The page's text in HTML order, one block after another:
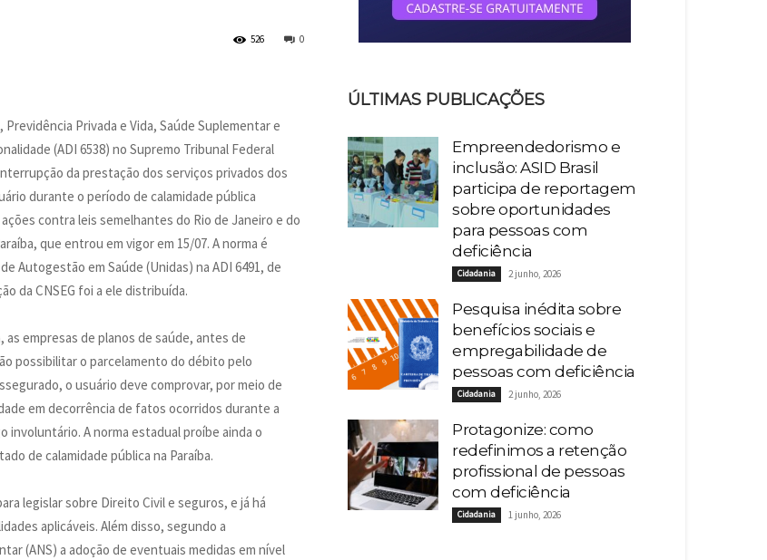
0
526
Privada e Vida, Saúde Suplementar e
(ADI 6538) no Supremo Tribunal Federal
da prestação dos serviços privados dos
durante o período de calamidade pública
contra leis semelhantes do Rio de Janeiro e do
que entrou em vigor em 15/07. A norma é
Autogestão em Saúde (Unidas) na ADI 6491, de
da CNSEG foi a ele distribuída.
as empresas de planos de saúde, antes de
possibilitar o parcelamento do débito pelo
o usuário deve comprovar, por meio de
em decorrência de fatos ocorridos durante a
involuntário. A norma estadual proíbe ainda o
de calamidade pública na Paraíba.
legislar sobre Direito Civil e seguros, e já há
aplicáveis. Além disso, segundo a
(ANS) a adoção de eventuais medidas em nível
ÚLTIMAS PUBLICAÇÕES
Empreendedorismo e
inclusão: ASID Brasil
participa de reportagem
sobre oportunidades
para pessoas com
deficiência
Cidadania 2 junho, 2026
Pesquisa inédita sobre
benefícios sociais e
empregabilidade de
pessoas com deficiência
Cidadania 2 junho, 2026
Protagonize: como
redefinimos a retenção
profissional de pessoas
com deficiência
Cidadania 1 junho, 2026